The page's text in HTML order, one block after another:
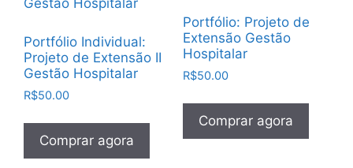
Portfólio Individual:
Projeto de Extensão II
Gestão Hospitalar
R$50.00
Comprar agora
Portfólio: Projeto de
Extensão Gestão
Hospitalar
R$50.00
Comprar agora